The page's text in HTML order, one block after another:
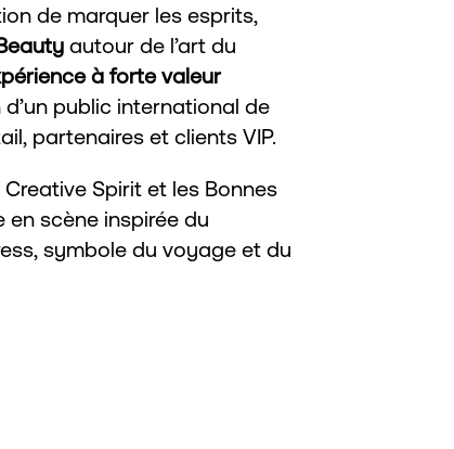
de marquer les esprits,
autour de l’art du
à forte valeur
public international de
partenaires et clients VIP.
Spirit et les Bonnes
en scène inspirée du
symbole du voyage et du